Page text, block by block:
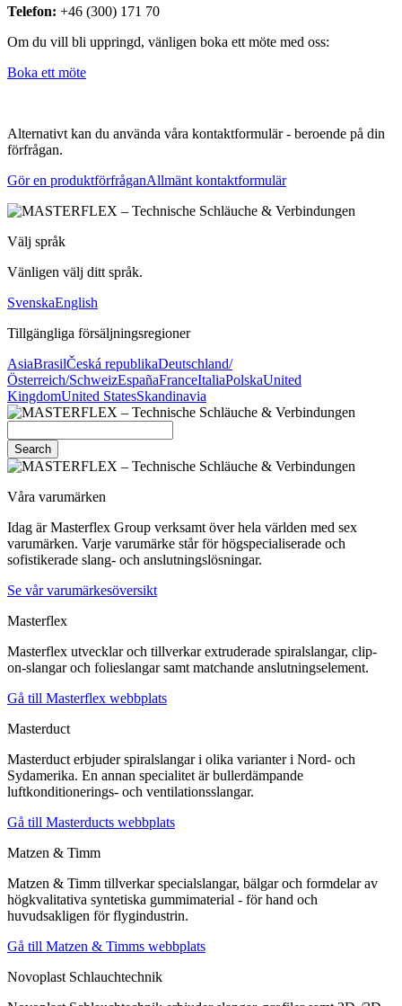
Telefon: +46 (300) 171 70
Om du vill bli uppringd, vänligen boka ett möte med oss:
Boka ett möte
Alternativt kan du använda våra kontaktformulär - beroende på din
förfrågan.
Gör en produktförfråganAllmänt kontaktformulär
Välj språk
Vänligen välj ditt språk.
SvenskaEnglish
Tillgängliga försäljningsregioner
AsiaBrasilČeská republikaDeutschland/
Österreich/SchweizEspañaFranceItaliaPolskaUnited
KingdomUnited StatesSkandinavia
Search
Våra varumärken
Idag är Masterflex Group verksamt över hela världen med sex
varumärken. Varje varumärke står för högspecialiserade och
sofistikerade slang- och anslutningslösningar.
Se vår varumärkesöversikt
Masterflex
Masterflex utvecklar och tillverkar extruderade spiralslangar, clip-
on-slangar och folieslangar samt matchande anslutningselement.
Gå till Masterflex webbplats
Masterduct
Masterduct erbjuder spiralslangar i olika varianter i Nord- och
Sydamerika. En annan specialitet är bullerdämpande
luftkonditionerings- och ventilationsslangar.
Gå till Masterducts webbplats
Matzen & Timm
Matzen & Timm tillverkar specialslangar, bälgar och formdelar av
högkvalitativa syntetiska gummimaterial - för hand och
huvudsakligen för flygindustrin.
Gå till Matzen & Timms webbplats
Novoplast Schlauchtechnik